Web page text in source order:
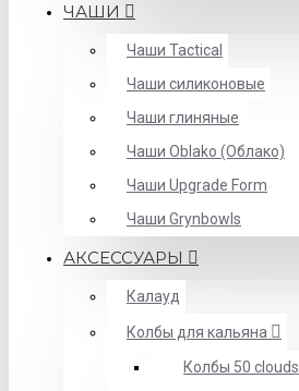
ЧАШИ
Чаши Tactical
Чаши силиконовые
Чаши глиняные
Чаши Oblako (Облако)
Чаши Upgrade Form
Чаши Grynbowls
АКСЕССУАРЫ
Калауд
Колбы для кальяна
Колбы 50 clouds